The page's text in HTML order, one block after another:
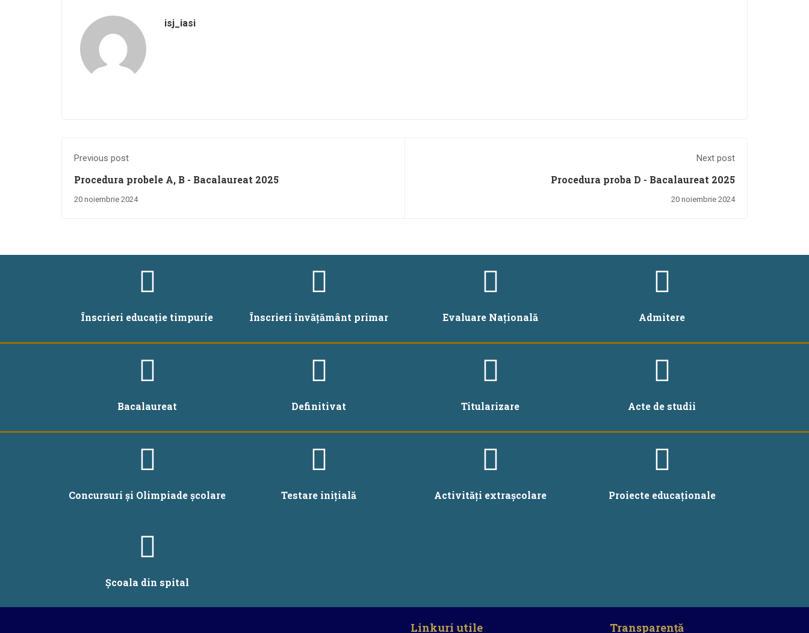
isj_iasi
Previous post
Procedura probele A, B - Bacalaureat 2025
20 noiembrie 2024
Next post
Procedura proba D - Bacalaureat 2025
20 noiembrie 2024
Înscrieri educație timpurie Înscrieri învățământ primar Evaluare Națională Admitere
Bacalaureat Definitivat Titularizare Acte de studii
Concursuri și Olimpiade școlare Testare inițială Activități extrașcolare Proiecte educaționale
Școala din spital
Linkuri utile Transparență